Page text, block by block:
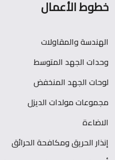
خطوط الأعمال
الهندسة والمقاولات
وحدات الجهد المتوسط
لوحات الجهد المنخفض
مجموعات مولدات الديزل
الاضاءة
إنذار الحريق ومكافحة الحرائق